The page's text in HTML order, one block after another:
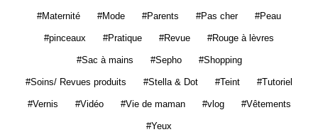
Maternité Mode Parents Pas cher Peau
pinceaux Pratique Revue Rouge à lèvres
Sac à mains Sepho Shopping
Soins/ Revues produits Stella & Dot Teint Tutoriel
Vernis Vidéo Vie de maman vlog Vêtements
Yeux